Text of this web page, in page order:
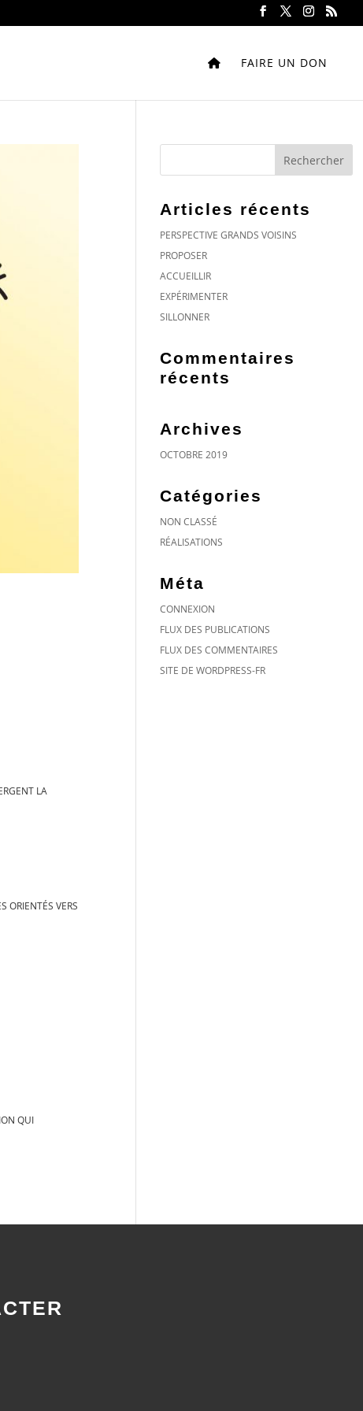
FAIRE UN DON
LA
ORIENTÉS VERS
QUI
Articles récents
PERSPECTIVE GRANDS VOISINS
PROPOSER
ACCUEILLIR
EXPÉRIMENTER
SILLONNER
Commentaires
récents
Archives
OCTOBRE 2019
Catégories
NON CLASSÉ
RÉALISATIONS
Méta
CONNEXION
FLUX DES PUBLICATIONS
FLUX DES COMMENTAIRES
SITE DE WORDPRESS-FR